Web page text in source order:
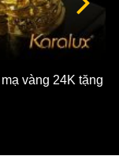
vàng 24K tặng